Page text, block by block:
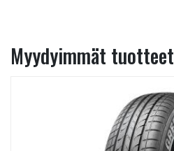
Myydyimmät tuotteet